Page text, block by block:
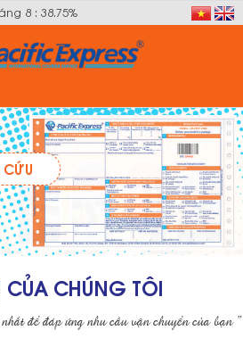
8 : 38.75%
CỨU
CỦA CHÚNG TÔI
để đáp ứng nhu cầu vận chuyển của bạn ”